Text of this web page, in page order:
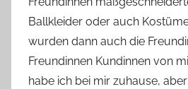
Ballkleider oder auch
wurden dann auch die
Freundinnen Kundinnen von
habe ich bei mir zuhause,